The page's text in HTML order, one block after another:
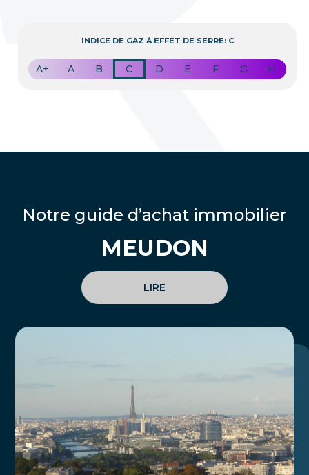
INDICE DE GAZ À EFFET DE SERRE: C
A+ A B C D E F G H
Notre guide d’achat immobilier
MEUDON
LIRE